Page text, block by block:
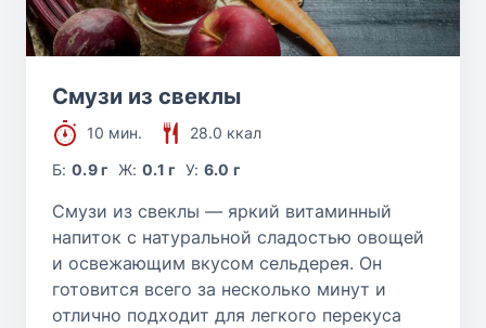
Смузи из свеклы
10 мин.
28.0 ккал
Б:0.9 г Ж: 0.1 г У: 6.0 г
Смузи из свеклы — яркий витаминный
напиток с натуральной сладостью овощей
и освежающим вкусом сельдерея. Он
готовится всего за несколько минут и
отлично подходит для легкого перекуса